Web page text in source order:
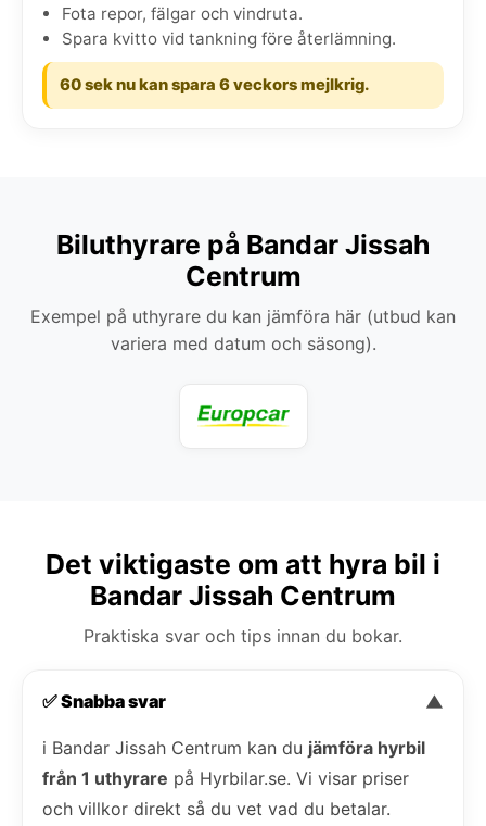
Fota repor, fälgar och vindruta.
Spara kvitto vid tankning före återlämning.
60 sek nu kan spara 6 veckors mejlkrig.
Biluthyrare på Bandar Jissah
Centrum
Exempel på uthyrare du kan jämföra här (utbud kan
variera med datum och säsong).
Det viktigaste om att hyra bil i
Bandar Jissah Centrum
Praktiska svar och tips innan du bokar.
✅ Snabba svar ▼
i Bandar Jissah Centrum kan du jämföra hyrbil
från 1 uthyrare på Hyrbilar.se. Vi visar priser
och villkor direkt så du vet vad du betalar.